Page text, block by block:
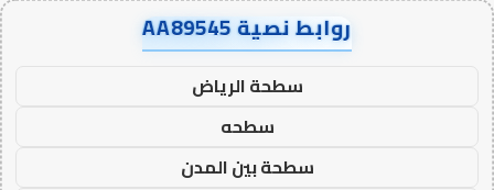
روابط نصية AA89545
سطحة الرياض
سطحه
سطحة بين المدن